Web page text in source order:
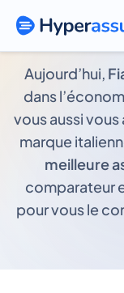
Aujourd’hui,
dans
vous aussi
marque
meilleure
comparateur
pour vous le